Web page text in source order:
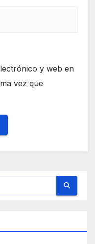
y web en
vez que